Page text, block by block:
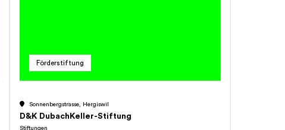
Förderstiftung
Sonnenbergstrasse, Hergiswil
D&K DubachKeller-Stiftung
Stiftungen